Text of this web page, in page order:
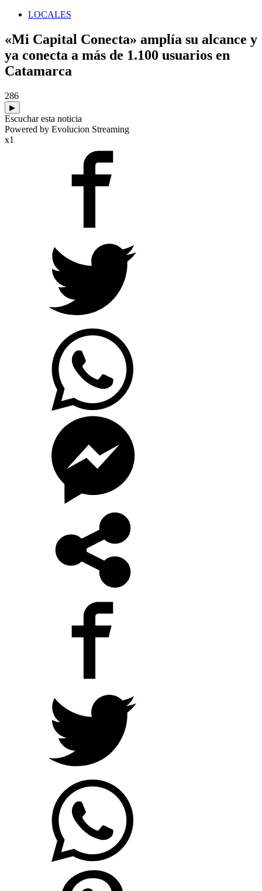
LOCALES
«Mi Capital Conecta» amplía su alcance y
ya conecta a más de 1.100 usuarios en
Catamarca
286
▶
Escuchar esta noticia
Powered by Evolucion Streaming
x1